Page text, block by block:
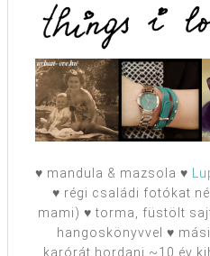
♥ mandula & mazsola ♥
♥ régi családi fotókat
mami) ♥ torma, füstölt
hangoskönyvvel ♥
karórát hordani ~10 év